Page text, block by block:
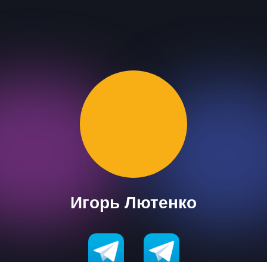
Игорь Лютенко